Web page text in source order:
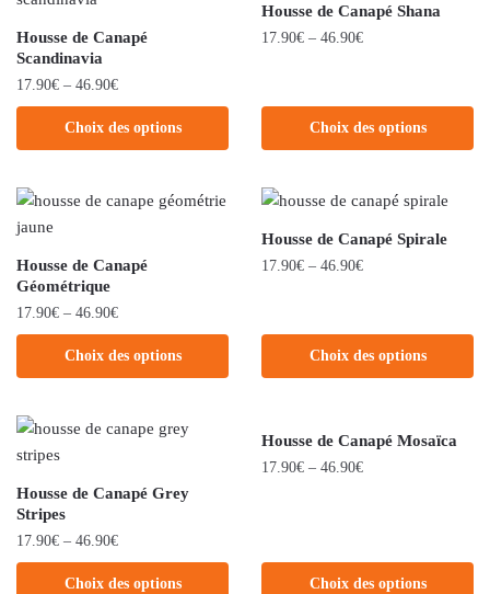
Housse de Canapé
Scandinavia
17.90€ – 46.90€
Choix des options
Housse de Canapé Shana
17.90€ – 46.90€
Choix des options
Housse de Canapé
Géométrique
17.90€ – 46.90€
Choix des options
Housse de Canapé Spirale
17.90€ – 46.90€
Choix des options
Housse de Canapé Grey
Stripes
17.90€ – 46.90€
Choix des options
Housse de Canapé Mosaïca
17.90€ – 46.90€
Choix des options